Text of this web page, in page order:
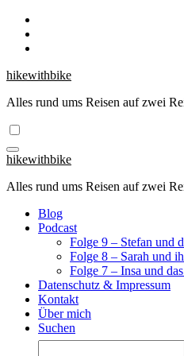
Zum
Inhalt
springen
hikewithbike
Alles rund ums Reisen auf zwei
hikewithbike
Alles rund ums Reisen auf zwei
Blog
Podcast
Folge 9 – Stefan und
Folge 8 – Sarah und
Folge 7 – Insa und
Datenschutz & Impressum
Kontakt
Über mich
Suchen